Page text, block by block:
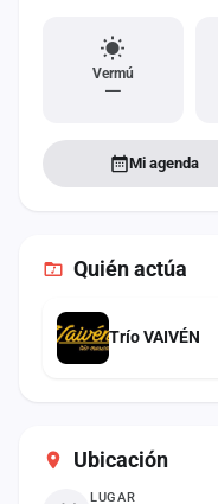
Ubicación
LUGAR
Vermú
—
Mi agenda
Quién actúa
Trío VAIVÉN